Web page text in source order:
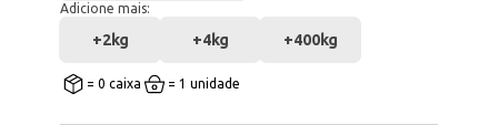
Adicione mais:
+2kg +4kg +400kg
= 0 caixa = 1 unidade